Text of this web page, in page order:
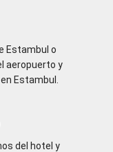
Estambul o
aeropuerto y
Estambul.
del hotel y